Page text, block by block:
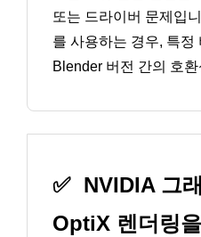
또는 드라이버 문제입
를 사용하는 경우, 특정
Blender 버전 간의 호
✅ NVIDIA 그
OptiX 렌더링